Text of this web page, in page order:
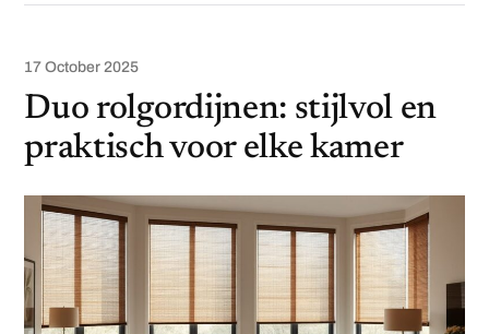
17 October 2025
Duo rolgordijnen: stijlvol en
praktisch voor elke kamer